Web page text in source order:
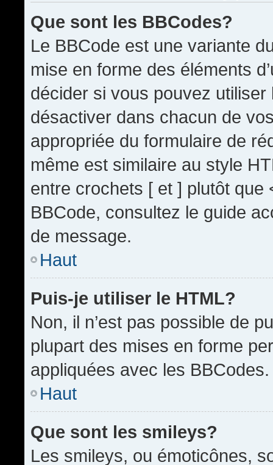
Que sont les BBCodes?
Le BBCode est une variante
mise en forme des éléments
décider si vous pouvez
désactiver dans chacun de
appropriée du formulaire de
même est similaire au style
entre crochets [ et ] plutôt que
BBCode, consultez le guide
de message.
Haut
Puis-je utiliser le HTML?
Non, il n’est pas possible de
plupart des mises en forme
appliquées avec les BBCodes.
Haut
Que sont les smileys?
Les smileys, ou émoticônes,